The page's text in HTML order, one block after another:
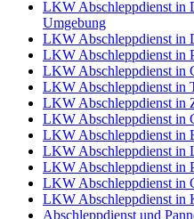
LKW Abschleppdienst in
Umgebung
LKW Abschleppdienst in
LKW Abschleppdienst in
LKW Abschleppdienst in
LKW Abschleppdienst in
LKW Abschleppdienst in
LKW Abschleppdienst in
LKW Abschleppdienst in
LKW Abschleppdienst in
LKW Abschleppdienst in
LKW Abschleppdienst in
LKW Abschleppdienst in
Abschleppdienst und